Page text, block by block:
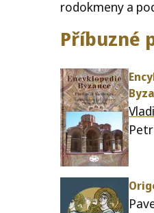
rodokme­ny a
Příbuzné